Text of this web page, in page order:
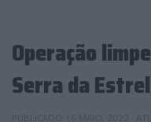
Operação
Serra da